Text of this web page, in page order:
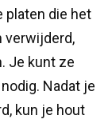
platen die het
verwijderd,
Je kunt ze
Nadat je
kun je hout